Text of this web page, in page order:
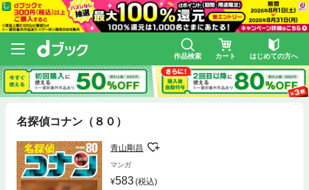
作品検索 カート はじめての方へ
名探偵コナン（８０）
青山剛昌
マンガ
583(税込)